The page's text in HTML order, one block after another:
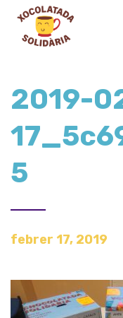
2019-
5
febrer 17, 2019